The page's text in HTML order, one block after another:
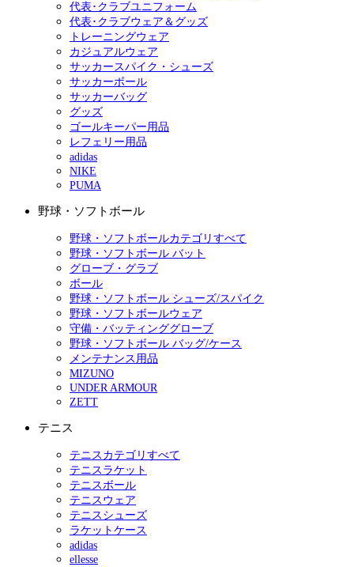
代表･クラブユニフォーム
代表･クラブウェア＆グッズ
トレーニングウェア
カジュアルウェア
サッカースパイク・シューズ
サッカーボール
サッカーバッグ
グッズ
ゴールキーパー用品
レフェリー用品
adidas
NIKE
PUMA
野球・ソフトボール
野球・ソフトボールカテゴリすべて
野球・ソフトボール バット
グローブ・グラブ
ボール
野球・ソフトボール シューズ/スパイク
野球・ソフトボールウェア
守備・バッティンググローブ
野球・ソフトボール バッグ/ケース
メンテナンス用品
MIZUNO
UNDER ARMOUR
ZETT
テニス
テニスカテゴリすべて
テニスラケット
テニスボール
テニスウェア
テニスシューズ
ラケットケース
adidas
ellesse